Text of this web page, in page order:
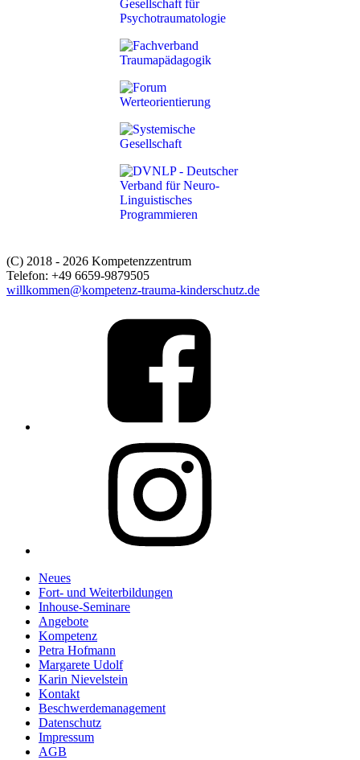
(C) 2018 - 2026 Kompetenzzentrum
Telefon: +49 6659-9879505
willkommen@kompetenz-trauma-kinderschutz.de
Neues
Fort- und Weiterbildungen
Inhouse-Seminare
Angebote
Kompetenz
Petra Hofmann
Margarete Udolf
Karin Nievelstein
Kontakt
Beschwerdemanagement
Datenschutz
Impressum
AGB